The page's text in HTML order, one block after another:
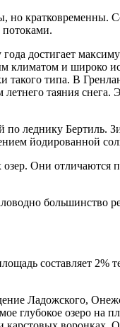
кратковременны.
достигает
климатом и широко
такого типа. В
таяния
леднику Бертиль.
йодированной
Они отличаются
большинство
составляет
Ладожского,
глубокое озеро на